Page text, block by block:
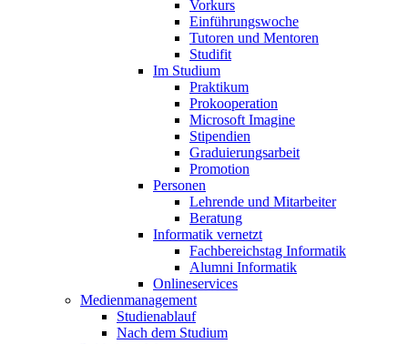
Vorkurs
Einführungswoche
Tutoren und Mentoren
Studifit
Im Studium
Praktikum
Prokooperation
Microsoft Imagine
Stipendien
Graduierungsarbeit
Promotion
Personen
Lehrende und Mitarbeiter
Beratung
Informatik vernetzt
Fachbereichstag Informatik
Alumni Informatik
Onlineservices
Medienmanagement
Studienablauf
Nach dem Studium